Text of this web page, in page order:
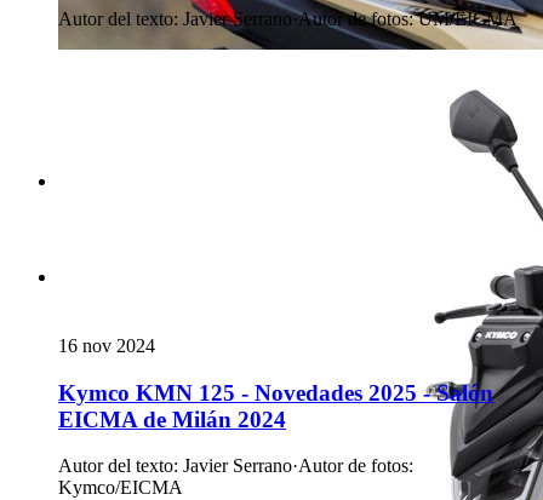
Autor del texto: Javier Serrano·Autor de fotos: UM/EICMA
16 nov 2024
Kymco KMN 125 - Novedades 2025 - Salón
EICMA de Milán 2024
Autor del texto: Javier Serrano·Autor de fotos:
Kymco/EICMA